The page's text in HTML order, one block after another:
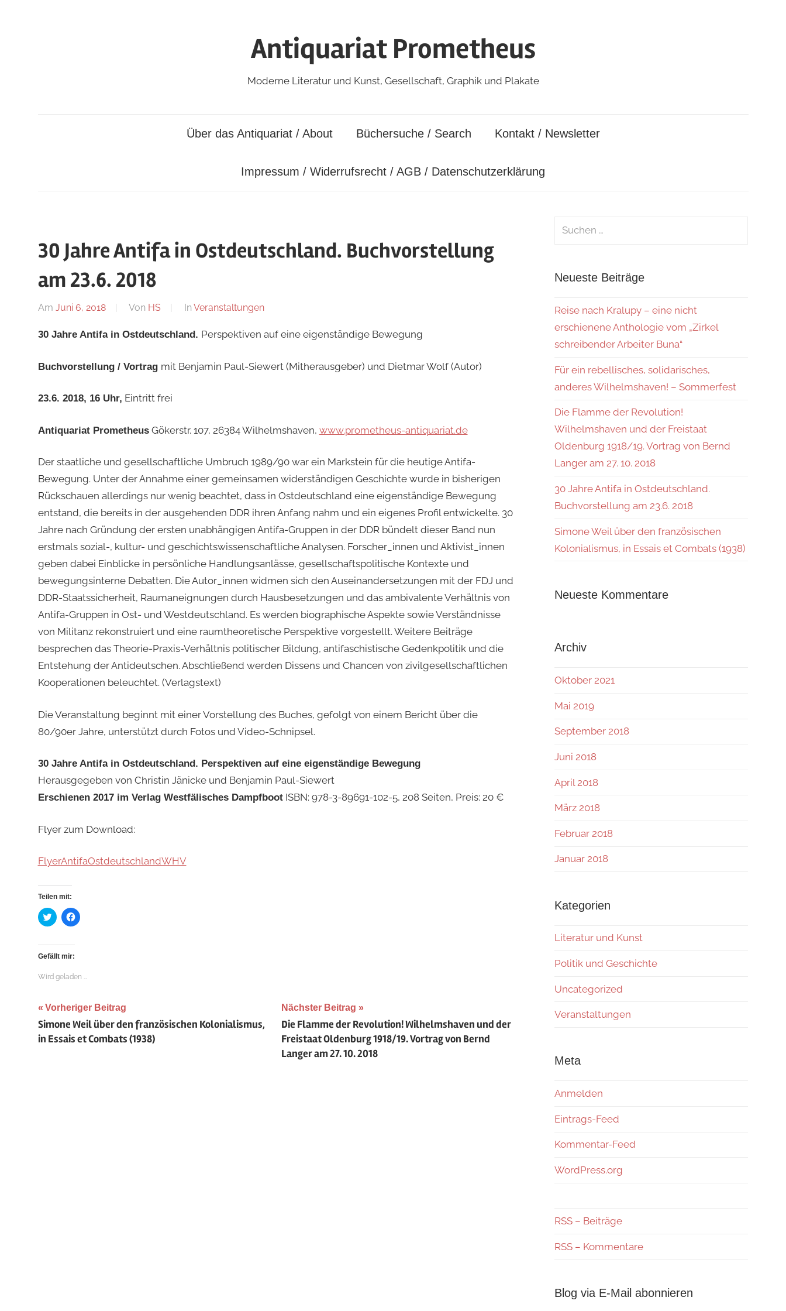
Antiquariat Prometheus
Moderne Literatur und Kunst, Gesellschaft, Graphik und Plakate
Über das Antiquariat / About Büchersuche / Search Kontakt / Newsletter
Impressum / Widerrufsrecht / AGB / Datenschutzerklärung
30 Jahre Antifa in Ostdeutschland. Buchvorstellung
am 23.6. 2018
Am Juni 6, 2018 Von HS In Veranstaltungen
30 Jahre Antifa in Ostdeutschland. Perspektiven auf eine eigenständige Bewegung
Buchvorstellung / Vortrag mit Benjamin Paul-Siewert (Mitherausgeber) und Dietmar Wolf (Autor)
23.6. 2018, 16 Uhr, Eintritt frei
Antiquariat PrometheusGökerstr. 107, 26384 Wilhelmshaven, www.prometheus-antiquariat.de
Der staatliche und gesellschaftliche Umbruch 1989/90 war ein Markstein für die heutige Antifa-
Bewegung. Unter der Annahme einer gemeinsamen widerständigen Geschichte wurde in bisherigen
Rückschauen allerdings nur wenig beachtet, dass in Ostdeutschland eine eigenständige Bewegung
entstand, die bereits in der ausgehenden DDR ihren Anfang nahm und ein eigenes Profil entwickelte. 30
Jahre nach Gründung der ersten unabhängigen Antifa-Gruppen in der DDR bündelt dieser Band nun
erstmals sozial-, kultur- und geschichtswissenschaftliche Analysen. Forscher_innen und Aktivist_innen
geben dabei Einblicke in persönliche Handlungsanlässe, gesellschaftspolitische Kontexte und
bewegungsinterne Debatten. Die Autor_innen widmen sich den Auseinandersetzungen mit der FDJ und
DDR-Staatssicherheit, Raumaneignungen durch Hausbesetzungen und das ambivalente Verhältnis von
Antifa-Gruppen in Ost- und Westdeutschland. Es werden biographische Aspekte sowie Verständnisse
von Militanz rekonstruiert und eine raumtheoretische Perspektive vorgestellt. Weitere Beiträge
besprechen das Theorie-Praxis-Verhältnis politischer Bildung, antifaschistische Gedenkpolitik und die
Entstehung der Antideutschen. Abschließend werden Dissens und Chancen von zivilgesellschaftlichen
Kooperationen beleuchtet. (Verlagstext)
Die Veranstaltung beginnt mit einer Vorstellung des Buches, gefolgt von einem Bericht über die
80/90er Jahre, unterstützt durch Fotos und Video-Schnipsel.
30 Jahre Antifa in Ostdeutschland. Perspektiven auf eine eigenständige Bewegung
Herausgegeben von Christin Jänicke und Benjamin Paul-Siewert
Erschienen 2017 im Verlag Westfälisches DampfbootISBN: 978-3-89691-102-5, 208 Seiten, Preis: 20 €
Flyer zum Download:
FlyerAntifaOstdeutschlandWHV
Teilen mit:
Klick,
um
zu
teilen
(Wird
neuem
Fenster
Klick,
um
neuem
Gefällt mir:
Wird geladen …
Beitragsnavigation
Vorheriger Beitrag
Simone Weil über den französischen Kolonialismus,
in Essais et Combats (1938)
Nächster Beitrag
Die Flamme der Revolution! Wilhelmshaven und der
Freistaat Oldenburg 1918/19. Vortrag von Bernd
Langer am 27. 10. 2018
Suchen
Neueste Beiträge
Reise nach Kralupy – eine nicht
erschienene Anthologie vom „Zirkel
schreibender Arbeiter Buna“
Für ein rebellisches, solidarisches,
anderes Wilhelmshaven! – Sommerfest
Die Flamme der Revolution!
Wilhelmshaven und der Freistaat
Oldenburg 1918/19. Vortrag von Bernd
Langer am 27. 10. 2018
30 Jahre Antifa in Ostdeutschland.
Buchvorstellung am 23.6. 2018
Simone Weil über den französischen
Kolonialismus, in Essais et Combats (1938)
Neueste Kommentare
Archiv
Oktober 2021
Mai 2019
September 2018
Juni 2018
April 2018
März 2018
Februar 2018
Januar 2018
Kategorien
Literatur und Kunst
Politik und Geschichte
Uncategorized
Veranstaltungen
Meta
Anmelden
Eintrags-Feed
Kommentar-Feed
WordPress.org
RSS – Beiträge
RSS – Kommentare
Blog via E-Mail abonnieren